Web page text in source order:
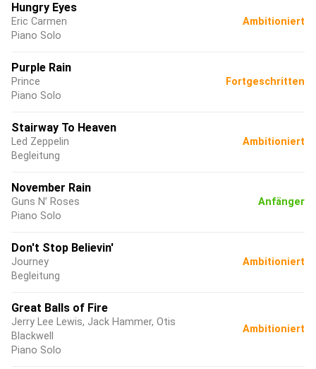
Hungry Eyes
Eric Carmen
Piano Solo
Ambitioniert
Purple Rain
Prince
Piano Solo
Fortgeschritten
Stairway To Heaven
Led Zeppelin
Begleitung
Ambitioniert
November Rain
Guns N’ Roses
Piano Solo
Anfänger
Don't Stop Believin'
Journey
Begleitung
Ambitioniert
Great Balls of Fire
Jerry Lee Lewis, Jack Hammer, Otis
Blackwell
Piano Solo
Ambitioniert